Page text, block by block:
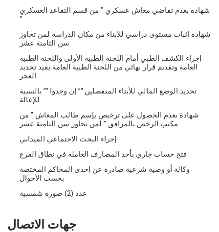
شهادة بعدم تقاضي معاش عسكري ” من قسم التقاعد العسكري
“
شهادة إثبات مستوى دراسي للأبناء من مكان الدراسة لمن تجاوز
سن الثامنة عشر
إجراء الكشف الطبي أمام اللجنة الطبية الأولى واللجنة الطبية
العامة وتقديم قرار نهائي من اللجنة الطبية العامة يفيد تحديد
العجز
تحديد الوضع المالي للأبناء المنفصلين “” إن وجدوا “” بالنسبة
للإعالة
شهادة بعدم الحصول على ترخيص بإسم طالب المعاش ” من
مكتب الرخص بالمرافق ” لمن تجاوز سن الثامنة عشر
إجراء البحث الاجتماعي الميداني
فتح حساب جاري بأحد المصارف العاملة في نطاق الفرع
وكالة أو وصية شرعية صادرة عن إحدى المحاكم المختصة
بحسب الأحوال
عدد (2) صورة شمسية
جهات الاتصال